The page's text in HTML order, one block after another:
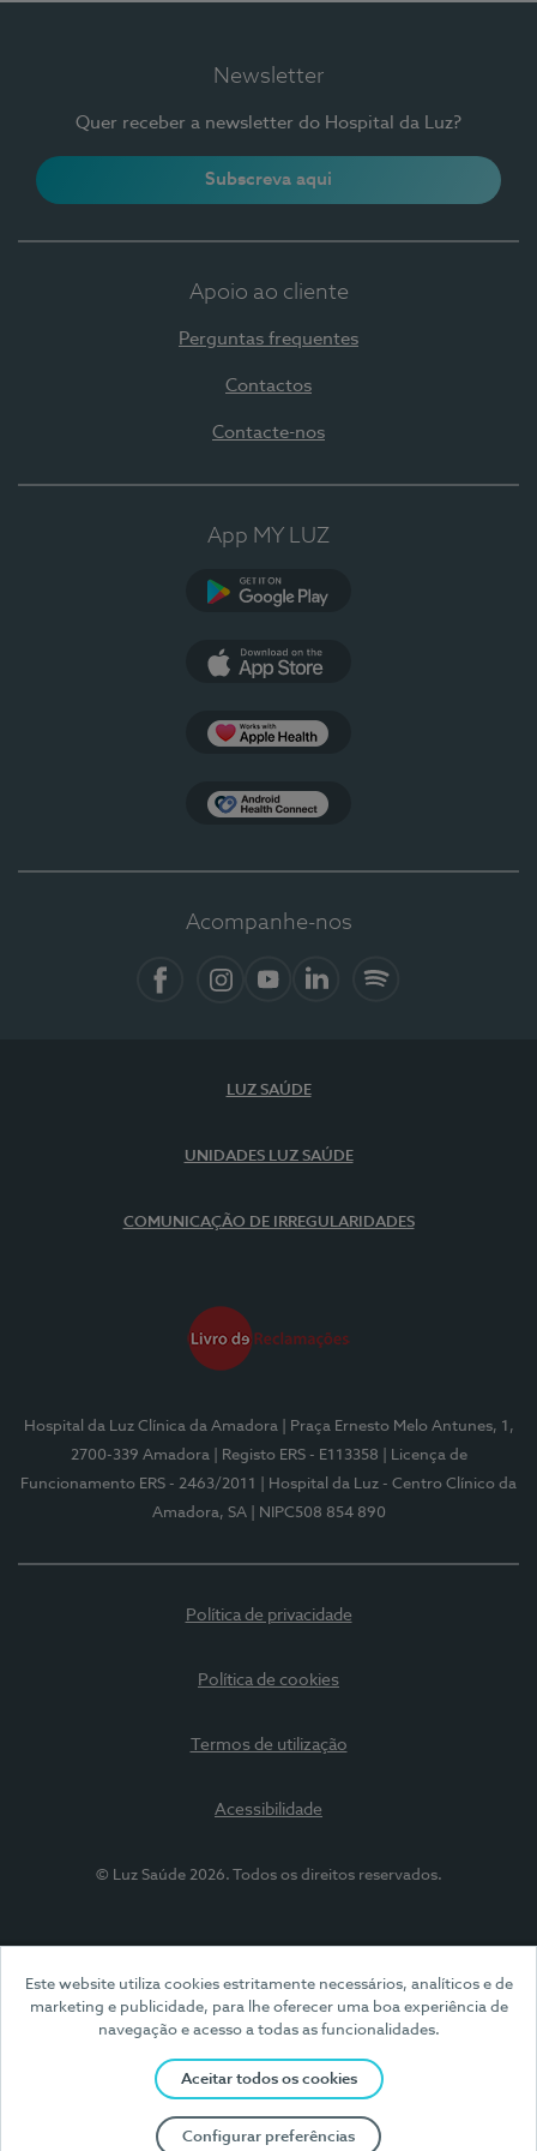
Este website utiliza cookies estritamente necessários, analíticos e de
marketing e publicidade, para lhe oferecer uma boa experiência de
navegação e acesso a todas as funcionalidades.
Aceitar todos os cookies
Configurar preferências
Newsletter
Quer receber a newsletter do Hospital da Luz?
Subscreva aqui
Apoio ao cliente
Perguntas frequentes
Contactos
Contacte-nos
App MY LUZ
Acompanhe-nos
LUZ SAÚDE
UNIDADES LUZ SAÚDE
COMUNICAÇÃO DE IRREGULARIDADES
Hospital da Luz Clínica da Amadora
| Praça Ernesto Melo Antunes, 1,
2700-339 Amadora
| Registo ERS - E113358
| Licença de
Funcionamento ERS - 2463/2011
| Hospital da Luz - Centro Clínico da
Amadora, SA
| NIPC508 854 890
Política de privacidade
Política de cookies
Termos de utilização
Acessibilidade
© Luz Saúde 2026. Todos os direitos reservados.